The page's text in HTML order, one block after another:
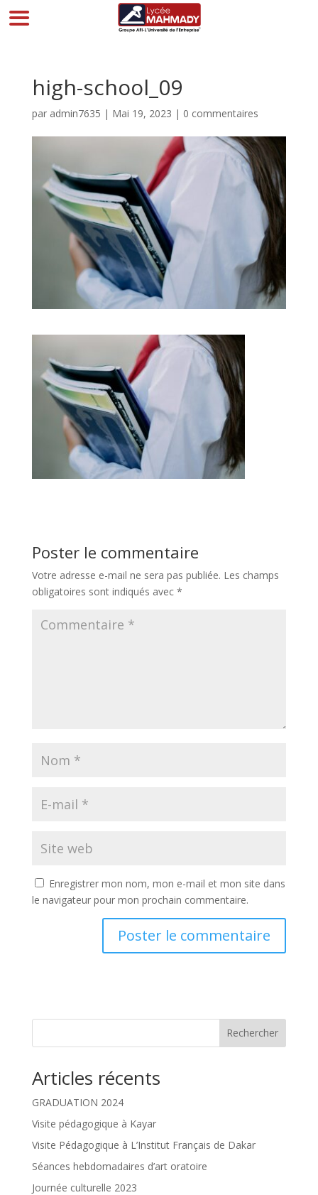
high-school_09
par admin7635 | Mai 19, 2023 | 0 commentaires
Poster le commentaire
Votre adresse e-mail ne sera pas publiée. Les champs
obligatoires sont indiqués avec *
Enregistrer mon nom, mon e-mail et mon site dans
le navigateur pour mon prochain commentaire.
Rechercher
Articles récents
GRADUATION 2024
Visite pédagogique à Kayar
Visite Pédagogique à L’Institut Français de Dakar
Séances hebdomadaires d’art oratoire
Journée culturelle 2023